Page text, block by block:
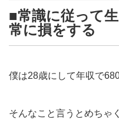
■常識に従って
常に損をする
僕は28歳にして年収で
そんなこと言うとめちゃ